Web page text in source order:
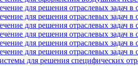
для решения отраслевых задач в
для решения отраслевых задач в
для решения отраслевых задач
для решения отраслевых задач
для решения отраслевых задач
для решения отраслевых задач в
для решения специфических